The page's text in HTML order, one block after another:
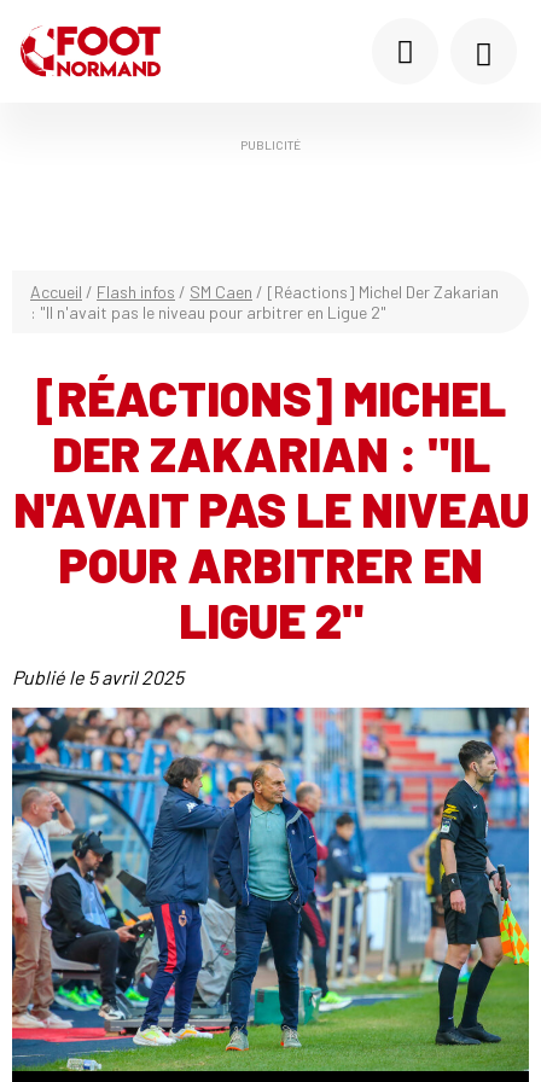
PUBLICITÉ
Accueil / Flash infos / SM Caen / [Réactions] Michel Der Zakarian
: "Il n'avait pas le niveau pour arbitrer en Ligue 2"
[RÉACTIONS] MICHEL
DER ZAKARIAN : "IL
N'AVAIT PAS LE NIVEAU
POUR ARBITRER EN
LIGUE 2"
Publié le 5 avril 2025